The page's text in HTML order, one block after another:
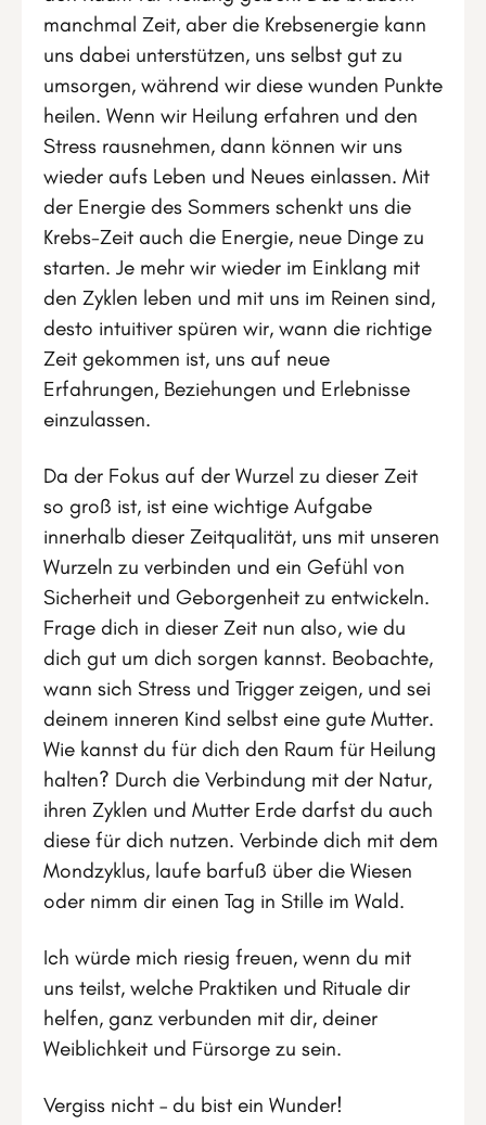
manchmal Zeit, aber die Krebsenergie kann
uns dabei unterstützen, uns selbst gut zu
umsorgen, während wir diese wunden Punkte
heilen. Wenn wir Heilung erfahren und den
Stress rausnehmen, dann können wir uns
wieder aufs Leben und Neues einlassen. Mit
der Energie des Sommers schenkt uns die
Krebs-Zeit auch die Energie, neue Dinge zu
starten. Je mehr wir wieder im Einklang mit
den Zyklen leben und mit uns im Reinen sind,
desto intuitiver spüren wir, wann die richtige
Zeit gekommen ist, uns auf neue
Erfahrungen, Beziehungen und Erlebnisse
einzulassen.
Da der Fokus auf der Wurzel zu dieser Zeit
so groß ist, ist eine wichtige Aufgabe
innerhalb dieser Zeitqualität, uns mit unseren
Wurzeln zu verbinden und ein Gefühl von
Sicherheit und Geborgenheit zu entwickeln.
Frage dich in dieser Zeit nun also, wie du
dich gut um dich sorgen kannst. Beobachte,
wann sich Stress und Trigger zeigen, und sei
deinem inneren Kind selbst eine gute Mutter.
Wie kannst du für dich den Raum für Heilung
halten? Durch die Verbindung mit der Natur,
ihren Zyklen und Mutter Erde darfst du auch
diese für dich nutzen. Verbinde dich mit dem
Mondzyklus, laufe barfuß über die Wiesen
oder nimm dir einen Tag in Stille im Wald.
Ich würde mich riesig freuen, wenn du mit
uns teilst, welche Praktiken und Rituale dir
helfen, ganz verbunden mit dir, deiner
Weiblichkeit und Fürsorge zu sein.
Vergiss nicht – du bist ein Wunder!